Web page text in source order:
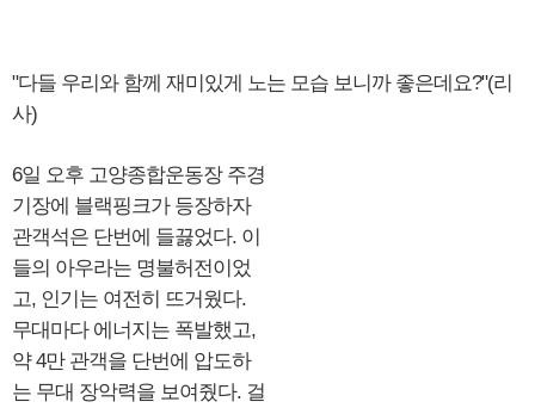
"다들 우리와 함께 재미있게 노는 모습 보니까 좋은데요?"(리
사)
6일 오후 고양종합운동장 주경
기장에 블랙핑크가 등장하자
관객석은 단번에 들끓었다. 이
들의 아우라는 명불허전이었
고, 인기는 여전히 뜨거웠다.
무대마다 에너지는 폭발했고,
약 4만 관객을 단번에 압도하
는 무대 장악력을 보여줬다. 걸